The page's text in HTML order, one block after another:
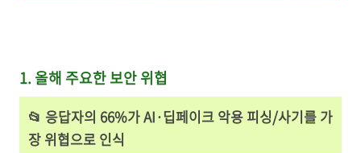
1. 올해 주요한 보안 위협
📂 응답자의 66%가AI·딥페이크 악용 피싱/사기를 가
장 위협으로 인식